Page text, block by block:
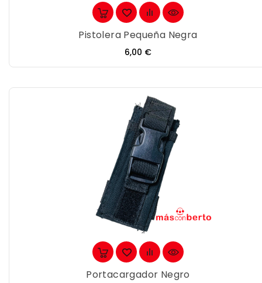
Pistolera Pequeña Negra
Precio
6,00 €
Portacargador Negro